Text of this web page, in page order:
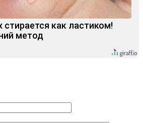
стирается как ластиком!
метод